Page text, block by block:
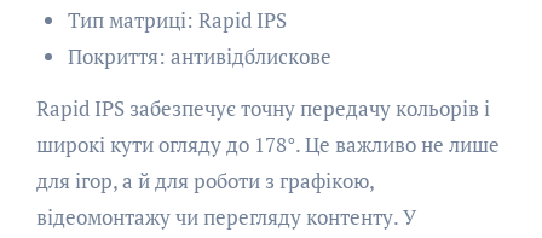
Тип матриці: Rapid IPS
Покриття: антивідблискове
Rapid IPS забезпечує точну передачу кольорів і
широкі кути огляду до 178°. Це важливо не лише
для ігор, а й для роботи з графікою,
відеомонтажу чи перегляду контенту. У